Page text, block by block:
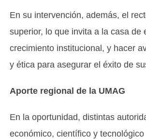
En su intervención, además, el
superior, lo que invita a la casa de
crecimiento institucional, y hacer
y ética para asegurar el éxito de
Aporte regional de la UMAG
En la oportunidad, distintas
económico, científico y